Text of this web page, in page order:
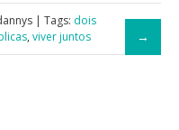
| Tags: dois
, viver juntos